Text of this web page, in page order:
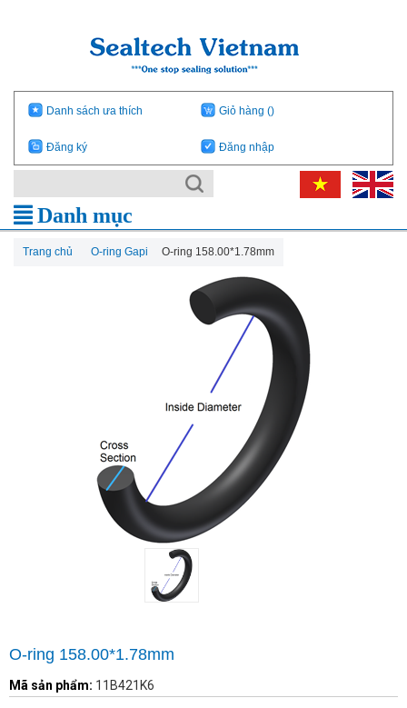
Danh sách ưa thích Giỏ hàng()
Đăng ký Đăng nhập
Danh mục
Trang chủ O-ring Gapi O-ring 158.00*1.78mm
O-ring 158.00*1.78mm
Mã sản phẩm: 11B421K6